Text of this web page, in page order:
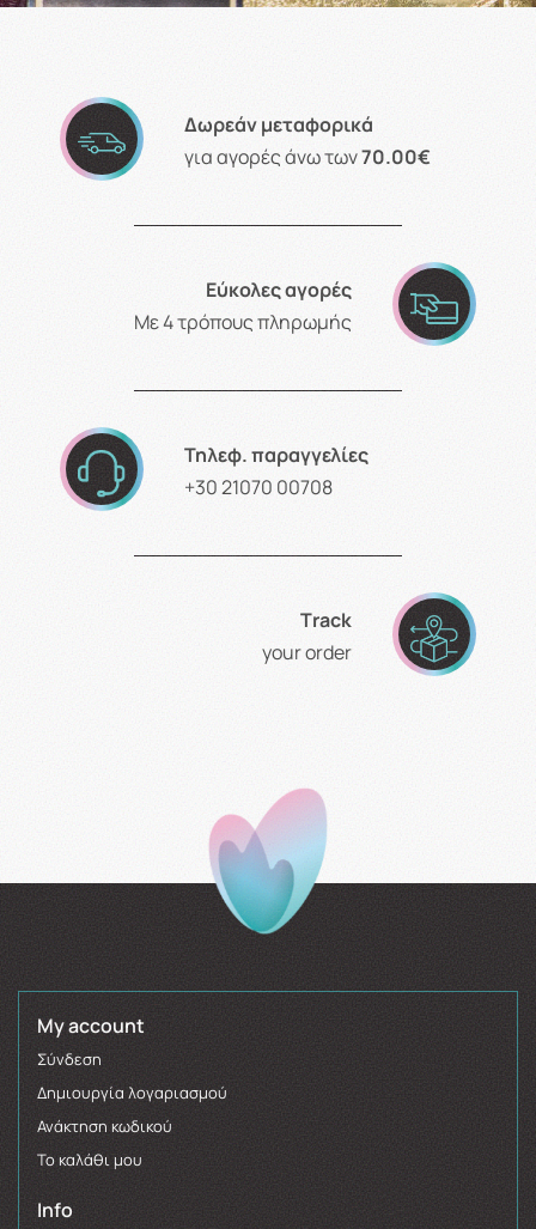
Δωρεάν μεταφορικά
για αγορές άνω των70.00€
Εύκολες αγορές
Με 4 τρόπους πληρωμής
Τηλεφ. παραγγελίες
+30 21070 00708
Τrack
your order
My account
Σύνδεση
Δημιουργία λογαριασμού
Ανάκτηση κωδικού
Το καλάθι μου
Info